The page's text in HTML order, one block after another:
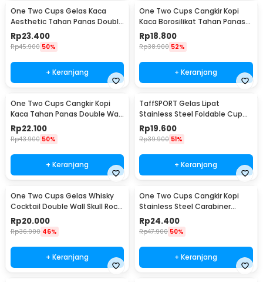
One Two Cups Gelas Kaca
Aesthetic Tahan Panas Double
Wall Glass 433ml - PLY1704
Rp23.400
Rp45.900 50%
+ Keranjang
One Two Cups Cangkir Kopi
Kaca Borosilikat Tahan Panas
Double Wall Cup 160ml
Rp18.800
Rp38.900 52%
+ Keranjang
One Two Cups Cangkir Kopi
Kaca Tahan Panas Double Wall
Cup 180ml - DOME240
Rp22.100
Rp43.900 50%
+ Keranjang
TaffSPORT Gelas Lipat
Stainless Steel Foldable Cup
Carabiner 240ml - F180
Rp19.600
Rp39.900 51%
+ Keranjang
One Two Cups Gelas Whisky
Cocktail Double Wall Skull Rock
Glass 150ml - SG-02
Rp20.000
Rp36.900 46%
+ Keranjang
One Two Cups Cangkir Kopi
Stainless Steel Carabiner
Camping Cup 220ml - C125
Rp24.400
Rp47.900 50%
+ Keranjang